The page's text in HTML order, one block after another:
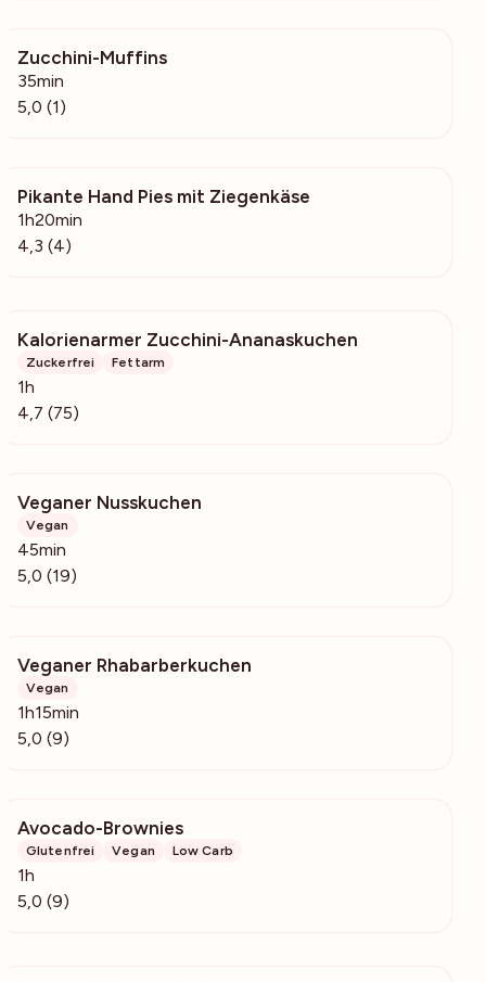
Zucchini-Muffins
35min
5,0 (1)
Pikante Hand Pies mit Ziegenkäse
1h20min
4,3 (4)
Kalorienarmer Zucchini-Ananaskuchen
Zuckerfrei Fettarm
1h
4,7 (75)
Veganer Nusskuchen
Vegan
45min
5,0 (19)
Veganer Rhabarberkuchen
Vegan
1h15min
5,0 (9)
Avocado-Brownies
Glutenfrei Vegan Low Carb
1h
5,0 (9)